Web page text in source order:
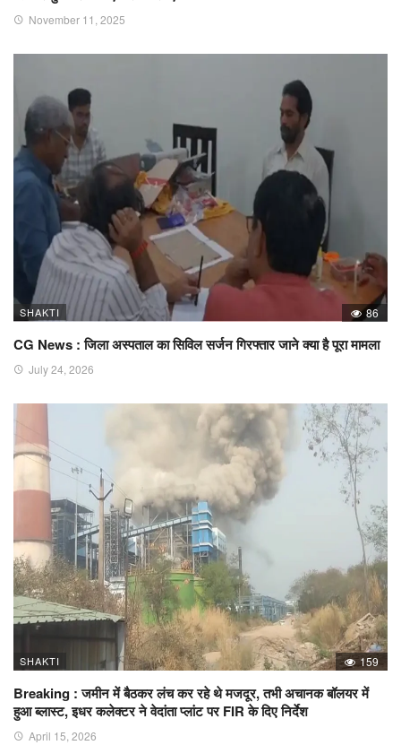
November 11, 2025
SHAKTI 86
CG News : जिला अस्पताल का सिविल सर्जन गिरफ्तार जाने क्या है पूरा मामला
July 24, 2026
SHAKTI 159
Breaking : जमीन में बैठकर लंच कर रहे थे मजदूर, तभी अचानक बॉलयर में
हुआ ब्लास्ट, इधर कलेक्टर ने वेदांता प्लांट पर FIR के दिए निर्देश
April 15, 2026